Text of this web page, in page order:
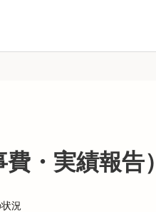
費・実績報告
状況